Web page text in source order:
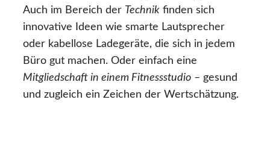
Auch im Bereich der Technik finden sich
innovative Ideen wie smarte Lautsprecher
oder kabellose Ladegeräte, die sich in jedem
Büro gut machen. Oder einfach eine
Mitgliedschaft in einem Fitnessstudio – gesund
und zugleich ein Zeichen der Wertschätzung.